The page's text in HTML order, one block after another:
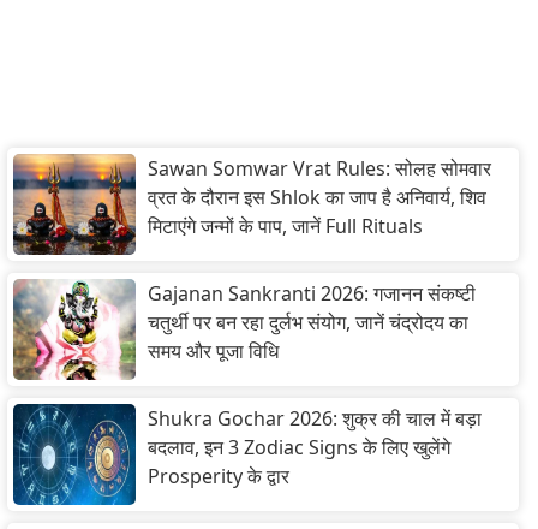
Sawan Somwar Vrat Rules: सोलह सोमवार
व्रत के दौरान इस Shlok का जाप है अनिवार्य, शिव
मिटाएंगे जन्मों के पाप, जानें Full Rituals
Gajanan Sankranti 2026: गजानन संकष्टी
चतुर्थी पर बन रहा दुर्लभ संयोग, जानें चंद्रोदय का
समय और पूजा विधि
Shukra Gochar 2026: शुक्र की चाल में बड़ा
बदलाव, इन 3 Zodiac Signs के लिए खुलेंगे
Prosperity के द्वार